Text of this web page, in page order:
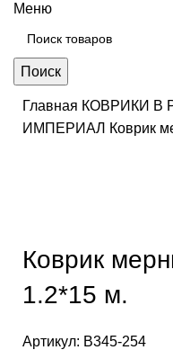
Меню
Поиск
Главная КОВРИКИ В
ИМПЕРИАЛ Коврик
Коврик
1.2*15 м.
Артикул: B345-254